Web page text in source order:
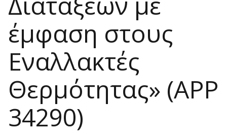
έμφαση στους
Εναλλακτές
Θερμότητας» (ΑΡΡ
34290)